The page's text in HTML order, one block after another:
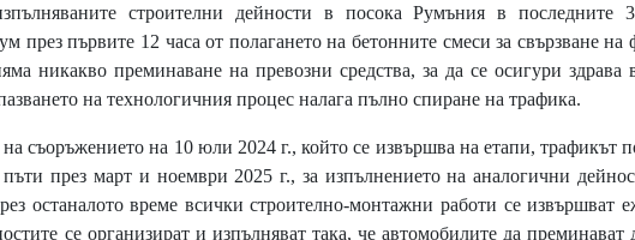
строителни дейности в посока Румъния в последните
през първите 12 часа от полагането на бетонните смеси за свързване на
никакво преминаване на превозни средства, за да се осигури здрава
на технологичния процес налага пълно спиране на трафика.
съоръжението на 10 юли 2024 г., който се извършва на етапи, трафикът
през март и ноември 2025 г., за изпълнението на аналогични
останалото време всички строително-монтажни работи се извършват
се организират и изпълняват така, че автомобилите да преминават